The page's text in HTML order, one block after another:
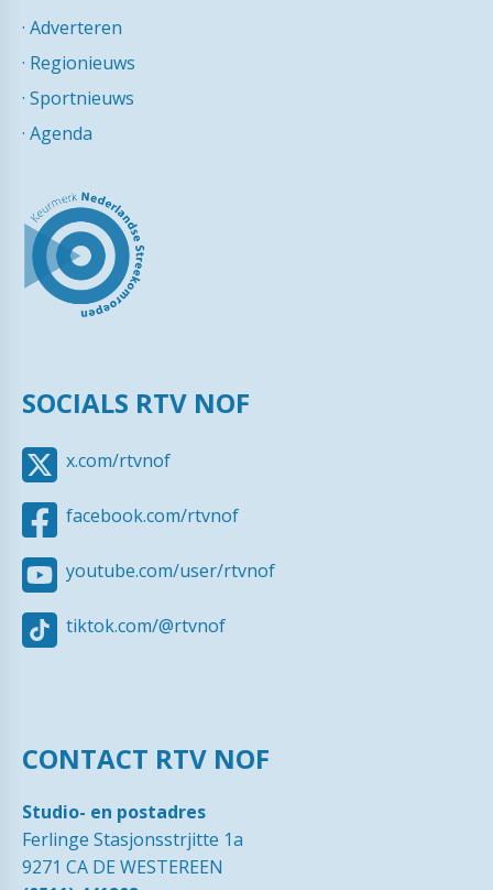
· Adverteren
· Regionieuws
· Sportnieuws
· Agenda
SOCIALS RTV NOF
x.com/rtvnof
facebook.com/rtvnof
youtube.com/user/rtvnof
tiktok.com/@rtvnof
CONTACT RTV NOF
Studio- en postadres
Ferlinge Stasjonsstrjitte 1a
9271 CA DE WESTEREEN